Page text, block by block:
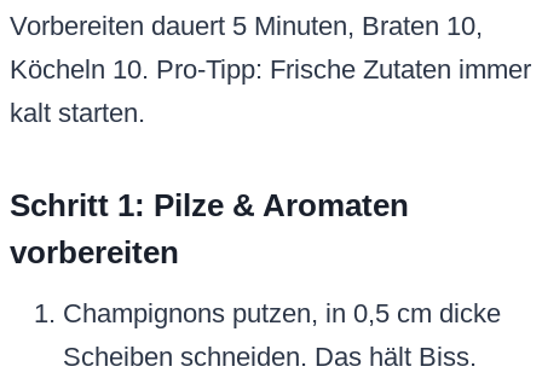
Vorbereiten dauert 5 Minuten, Braten 10,
Köcheln 10. Pro-Tipp: Frische Zutaten immer
kalt starten.
Schritt 1: Pilze & Aromaten
vorbereiten
Champignons putzen, in 0,5 cm dicke
Scheiben schneiden. Das hält Biss.